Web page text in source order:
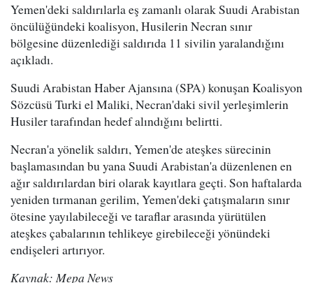
Yemen'deki saldırılarla eş zamanlı olarak Suudi Arabistan
öncülüğündeki koalisyon, Husilerin Necran sınır
bölgesine düzenlediği saldırıda 11 sivilin yaralandığını
açıkladı.
Suudi Arabistan Haber Ajansına (SPA) konuşan Koalisyon
Sözcüsü Turki el Maliki, Necran'daki sivil yerleşimlerin
Husiler tarafından hedef alındığını belirtti.
Necran'a yönelik saldırı, Yemen'de ateşkes sürecinin
başlamasından bu yana Suudi Arabistan'a düzenlenen en
ağır saldırılardan biri olarak kayıtlara geçti. Son haftalarda
yeniden tırmanan gerilim, Yemen'deki çatışmaların sınır
ötesine yayılabileceği ve taraflar arasında yürütülen
ateşkes çabalarının tehlikeye girebileceği yönündeki
endişeleri artırıyor.
Kaynak: Mepa News